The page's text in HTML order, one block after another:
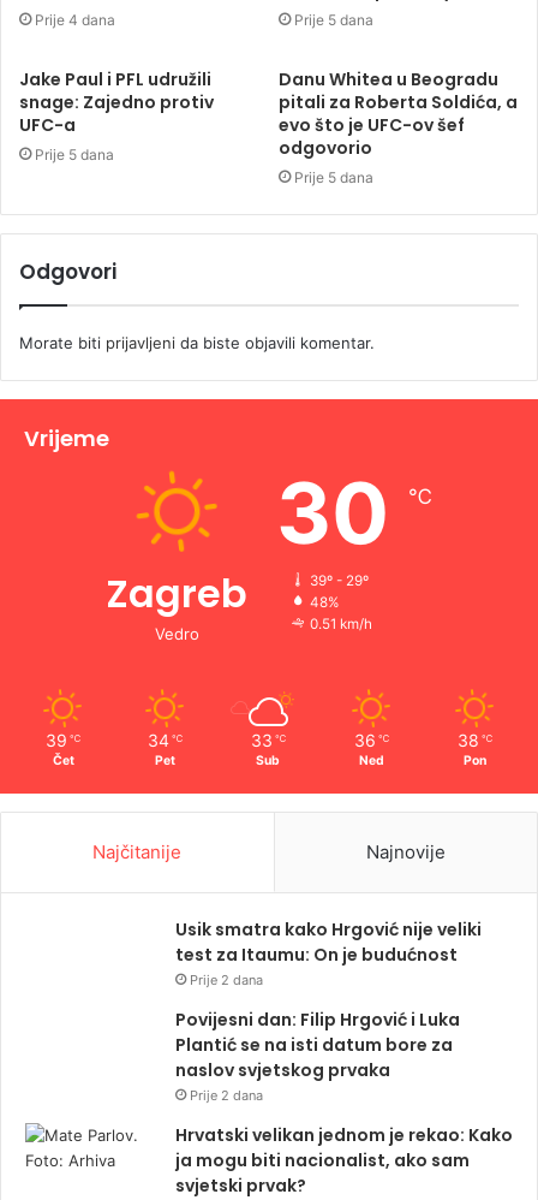
Prije 4 dana Prije 5 dana
Jake Paul i PFL udružili
snage: Zajedno protiv
UFC-a
Prije 5 dana
Danu Whitea u Beogradu
pitali za Roberta Soldića, a
evo što je UFC-ov šef
odgovorio
Prije 5 dana
Odgovori
Morate biti prijavljeni da biste objavili komentar.
Vrijeme
Zagreb
Vedro
30 ℃
39º - 29º
48%
0.51 km/h
39 ℃
Čet
34 ℃
Pet
33 ℃
Sub
36 ℃
Ned
38 ℃
Pon
Najčitanije Najnovije
Usik smatra kako Hrgović nije veliki
test za Itaumu: On je budućnost
Prije 2 dana
Povijesni dan: Filip Hrgović i Luka
Plantić se na isti datum bore za
naslov svjetskog prvaka
Prije 2 dana
Hrvatski velikan jednom je rekao: Kako
ja mogu biti nacionalist, ako sam
svjetski prvak?